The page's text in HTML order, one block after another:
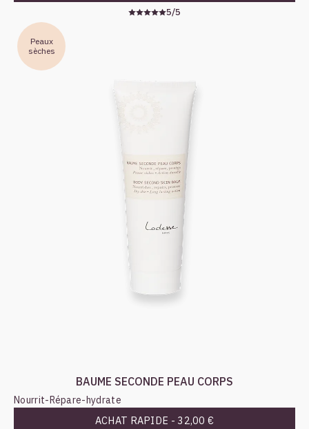
5/5
Peaux
sèches
BAUME SECONDE PEAU CORPS
Nourrit-Répare-hydrate
ACHAT RAPIDE - 32,00 €